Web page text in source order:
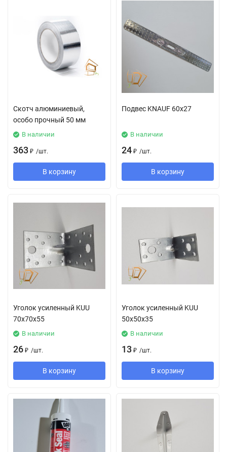
Скотч алюминиевый,
особо прочный 50 мм
В наличии
363 ₽ /шт.
В корзину
Подвес KNAUF 60х27
В наличии
24 ₽ /шт.
В корзину
Уголок усиленный KUU
70х70х55
В наличии
26 ₽ /шт.
В корзину
Уголок усиленный KUU
50х50х35
В наличии
13 ₽ /шт.
В корзину